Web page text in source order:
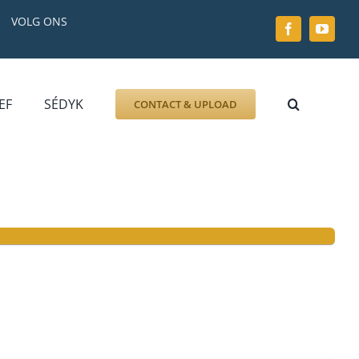
VOLG ONS
GRAFZERK
ALLLES
SÉDYK CONTACT & UPLOAD